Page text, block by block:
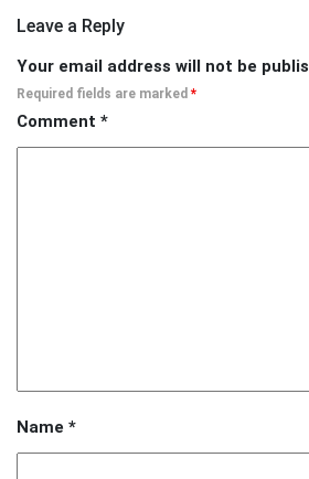
Leave a Reply
Your email address will not be
Required fields are marked *
Comment *
Name *